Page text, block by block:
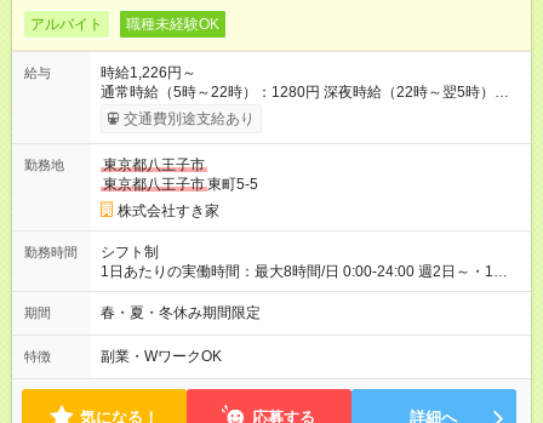
アルバイト 職種未経験OK
給与
時給1,226円～
通常時給（5時～22時）：1280円 深夜時給（22時～翌5時）：
1600円 高校生時給：1226円 【特別手当】早朝手当（5：00-9：
00）時給+150円 【試用期間】試用期間あり 試用期間の長さ：1
30日（※条件変更なし）ですが、切り上げで一ヶ月とさせてい
ただきます。 研修制度あり：15時間(研修中も同時給）
交通費別途支給あり
勤務地
東京都八王子市
東京都八王子市東町5-5
株式会社すき家
勤務時間
シフト制
1日あたりの実働時間：最大8時間/日 0:00-24:00 週2日～・1日
2h～OK ＜シフト例＞ 〇朝帯 5:00-9:00 〇昼帯 9:00-14:00 〇午
後帯 14:00-18:00 〇夜帯 18:00-22:00 〇深夜帯 22:00-翌5:00 基
ます♪
期間 春・夏・冬休み期間限定
特徴 副業・WワークOK
気になる！ 応募する 詳細へ